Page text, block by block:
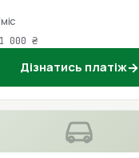
000 ₴
Дізнатись платіж→